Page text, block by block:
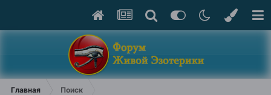
Главная Поиск